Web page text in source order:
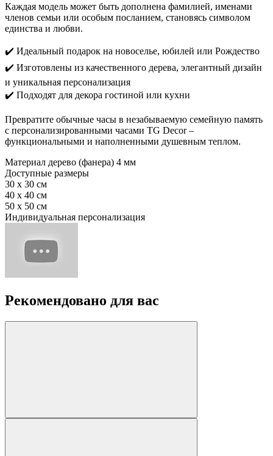
Каждая модель может быть дополнена фамилией, именами
членов семьи или особым посланием, становясь символом
единства и любви.
✔️ Идеальный подарок на новоселье, юбилей или Рождество
✔️ Изготовлены из качественного дерева, элегантный дизайн
и уникальная персонализация
✔️ Подходят для декора гостиной или кухни
Превратите обычные часы в незабываемую семейную память
с персонализированными часами TG Decor –
функциональными и наполненными душевным теплом.
Материал дерево (фанера) 4 мм
Доступные размеры
30 x 30 см
40 x 40 см
50 x 50 см
Индивидуальная персонализация
Рекомендовано для вас